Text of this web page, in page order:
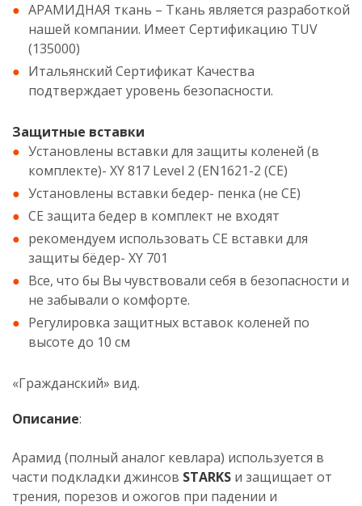
АРАМИДНАЯ ткань – Ткань является разработкой
нашей компании. Имеет Сертификацию TUV
(135000)
Итальянский Сертификат Качества
подтверждает уровень безопасности.
Защитные вставки
Установлены вставки для защиты коленей (в
комплекте)- XY 817 Level 2 (EN1621-2 (CE)
Установлены вставки бедер- пенка (не CE)
CE защита бедер в комплект не входят
рекомендуем использовать CE вставки для
защиты бёдер- XY 701
Все, что бы Вы чувствовали себя в безопасности и
не забывали о комфорте.
Регулировка защитных вставок коленей по
высоте до 10 см
«Гражданский» вид.
Описание:
Арамид (полный аналог кевлара) используется в
части подкладки джинсов STARKS и защищает от
трения, порезов и ожогов при падении и